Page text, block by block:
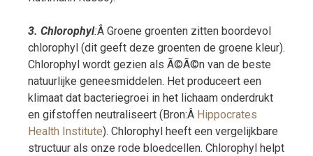
3. Chlorophyl:Â Groene groenten zitten boordevol
chlorophyl (dit geeft deze groenten de groene kleur).
Chlorophyl wordt gezien als Ã©Ã©n van de beste
natuurlijke geneesmiddelen. Het produceert een
klimaat dat bacteriegroei in het lichaam onderdrukt
en gifstoffen neutraliseert (Bron:Â Hippocrates
Health Institute). Chlorophyl heeft een vergelijkbare
structuur als onze rode bloedcellen. Chlorophyl helpt